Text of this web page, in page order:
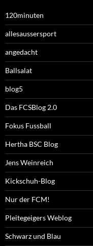
120minuten
allesaussersport
angedacht
Ballsalat
blog5
Das FCSBlog 2.0
Fokus Fussball
Hertha BSC Blog
Jens Weinreich
Kickschuh-Blog
Nur der FCM!
Pleitegeigers Weblog
Schwarz und Blau